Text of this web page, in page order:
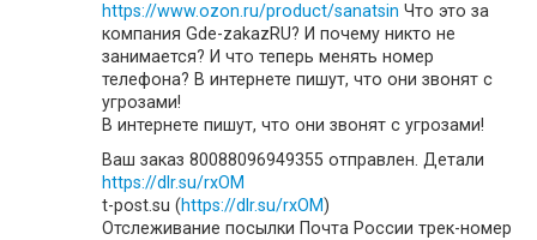
https://www.ozon.ru/product/sanatsin Что это за
компания Gde-zakazRU? И почему никто не
занимается? И что теперь менять номер
телефона? В интернете пишут, что они звонят с
угрозами!
В интернете пишут, что они звонят с угрозами!
Ваш заказ 80088096949355 отправлен. Детали
https://dlr.su/rxOM
t-post.su (https://dlr.su/rxOM)
Отслеживание посылки Почта России трек-номер